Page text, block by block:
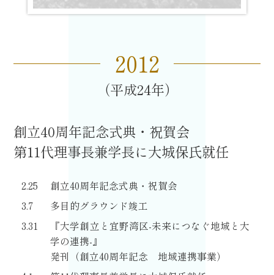
2012
平成24
創立40周年記念式典・祝賀会
第11代理事長兼学長に大城保氏就任
2.25
創立40周年記念式典・祝賀会
3.7
多目的グラウンド竣工
3.31
『大学創立と宜野湾区-未来につなぐ地域と大
学の連携-』
発刊（創立40周年記念 地域連携事業）